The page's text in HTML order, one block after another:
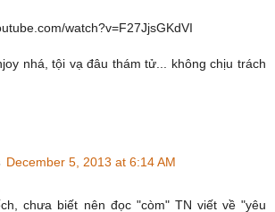
watch?v=F27JjsGKdVI
nhá, tội vạ đâu thám tử... không chịu trách
December 5, 2013 at 6:14 AM
chưa biết nên đọc "còm" TN viết về "yêu